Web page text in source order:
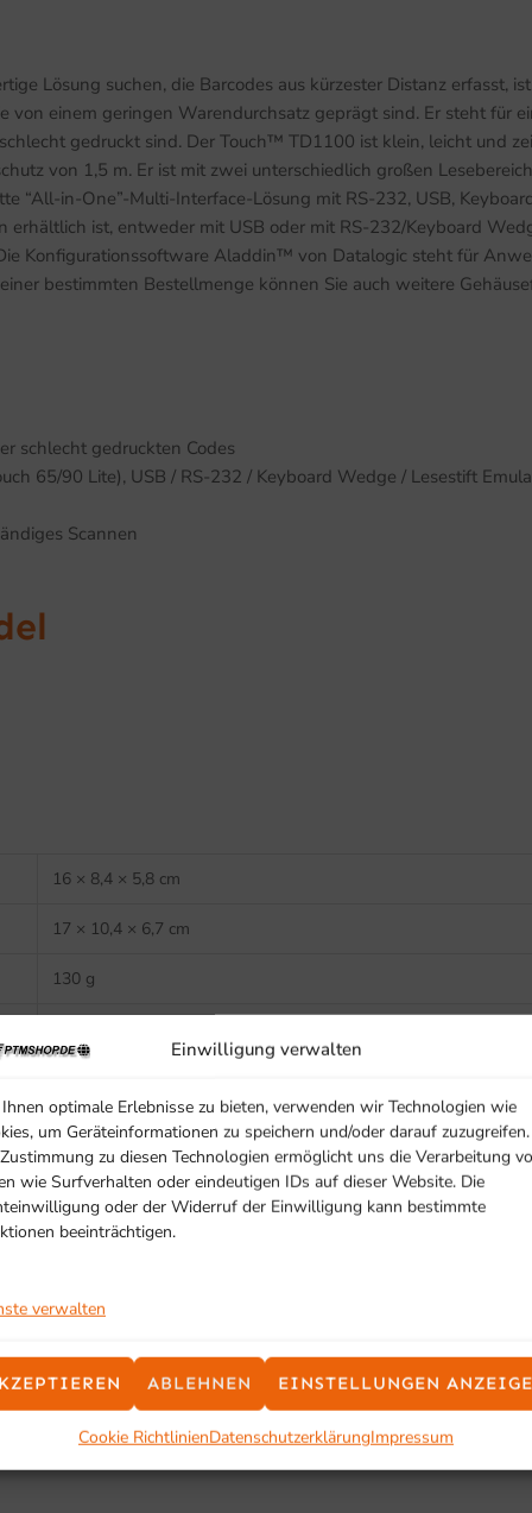
Einwilligung verwalten
optimale Erlebnisse zu bieten, verwenden wir Technologien wie
um Geräteinformationen zu speichern und/oder darauf zuzugreifen.
zu diesen Technologien ermöglicht uns die Verarbeitung
wie Surfverhalten oder eindeutigen IDs auf dieser Website. Die
oder der Widerruf der Einwilligung kann bestimmte
beeinträchtigen.
verwalten
ABLEHNEN EINSTELLUNGEN
Cookie RichtlinienDatenschutzerklärungImpressum
Lösung suchen, die Barcodes aus kürzester Distanz erfasst,
einem geringen Warendurchsatz geprägt sind. Er steht für
gedruckt sind. Der Touch™ TD1100 ist klein, leicht und
von 1,5 m. Er ist mit zwei unterschiedlich großen
“All-in-One”-Multi-Interface-Lösung mit RS-232, USB,
ist, entweder mit USB oder mit RS-232/Keyboard
Konfigurationssoftware Aladdin™ von Datalogic steht für
bestimmten Bestellmenge können Sie auch weitere
schlecht gedruckten Codes
65/90 Lite), USB / RS-232 / Keyboard Wedge / Lesestift
Scannen
16 × 8,4 × 5,8 cm
17 × 10,4 × 6,7 cm
130 g
0 °C bis +50 °C
-20 °C bis +70 °C
IP30
0 – 20.000 Lux